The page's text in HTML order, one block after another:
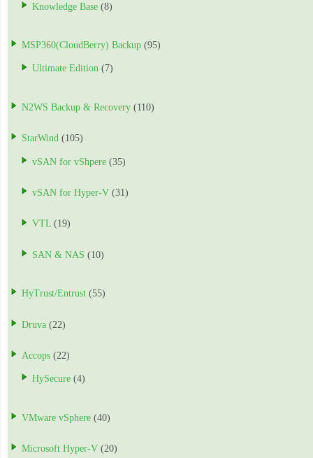
Knowledge Base (8)
MSP360(CloudBerry) Backup (95)
Ultimate Edition (7)
N2WS Backup & Recovery (110)
StarWind (105)
vSAN for vShpere (35)
vSAN for Hyper-V (31)
VTL (19)
SAN & NAS (10)
HyTrust/Entrust (55)
Druva (22)
Accops (22)
HySecure (4)
VMware vSphere (40)
Microsoft Hyper-V (20)